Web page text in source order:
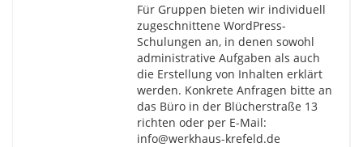
Für Gruppen bieten wir individuell
zugeschnittene WordPress-
Schulungen an, in denen sowohl
administrative Aufgaben als auch
die Erstellung von Inhalten erklärt
werden. Konkrete Anfragen bitte an
das Büro in der Blücherstraße 13
richten oder per E-Mail:
info@werkhaus-krefeld.de